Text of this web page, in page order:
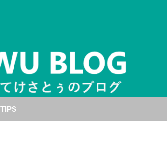
TIPS